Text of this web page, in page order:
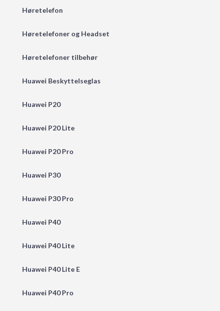
Høretelefon
Høretelefoner og Headset
Høretelefoner tilbehør
Huawei Beskyttelseglas
Huawei P20
Huawei P20 Lite
Huawei P20 Pro
Huawei P30
Huawei P30 Pro
Huawei P40
Huawei P40 Lite
Huawei P40 Lite E
Huawei P40 Pro